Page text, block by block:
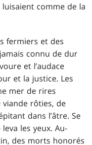
comme de la
fermiers et des
connu de dur
et l’audace
et la justice. Les
mer de rires
rôties, de
dans l’âtre. Se
les yeux. Au-
des morts honorés